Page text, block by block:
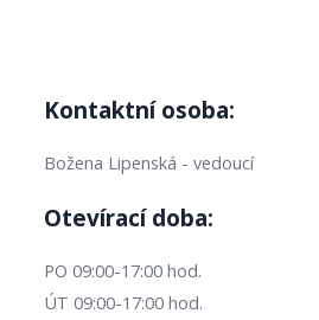
Kontaktní osoba:
Božena Lipenská - vedoucí
Otevírací doba:
PO 09:00-17:00 hod.
ÚT 09:00-17:00 hod.